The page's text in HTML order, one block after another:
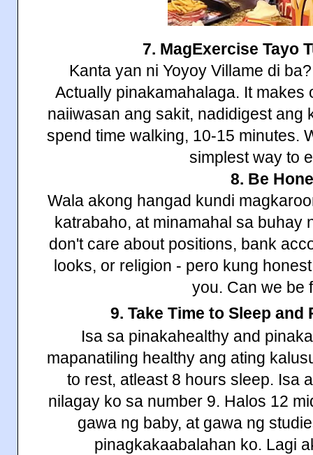
7. MagExercise Tayo
Kanta yan ni Yoyoy Villame di
Actually pinakamahalaga. It makes
naiiwasan ang sakit, nadidigest ang
spend time walking, 10-15 minutes.
simplest way to
8. Be
Wala akong hangad kundi
katrabaho, at minamahal sa buhay
don't care about positions, bank
looks, or religion - pero kung
you. Can we be
9. Take Time to Sleep and
Isa sa pinakahealthy and
mapanatiling healthy ang ating
to rest, atleast 8 hours sleep. Isa
nilagay ko sa number 9. Halos 12
gawa ng baby, at gawa ng
pinagkakaabalahan ko. Lagi